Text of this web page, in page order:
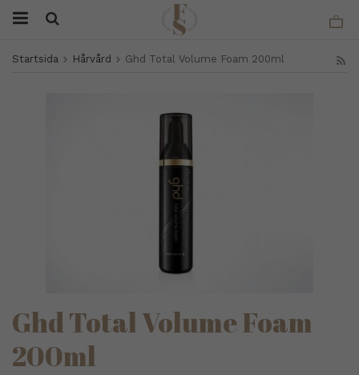
Startsida Hårvård Ghd Total Volume Foam 200ml
Ghd Total Volume Foam
200ml